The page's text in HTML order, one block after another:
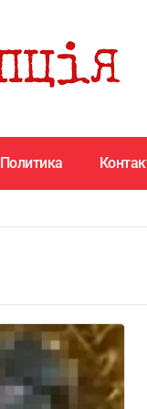
Политика